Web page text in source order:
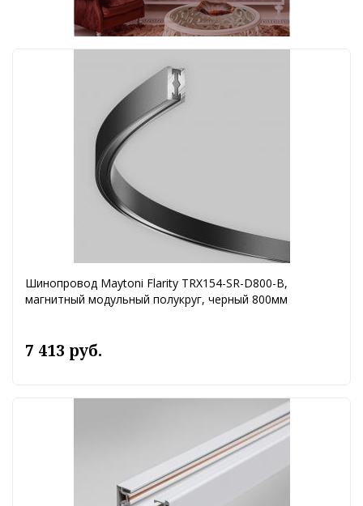
Шинопровод Maytoni Flarity TRX154-SR-D800-B,
магнитный модульный полукруг, черный 800мм
7 413 руб.